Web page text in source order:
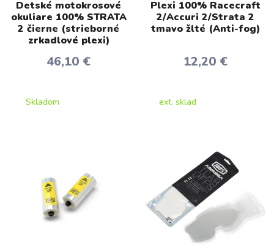
Detské motokrosové
okuliare 100% STRATA
2 čierne (strieborné
zrkadlové plexi)
46,10 €
Skladom
Plexi 100% Racecraft
2/Accuri 2/Strata 2
tmavo žlté (Anti-fog)
12,20 €
ext. sklad